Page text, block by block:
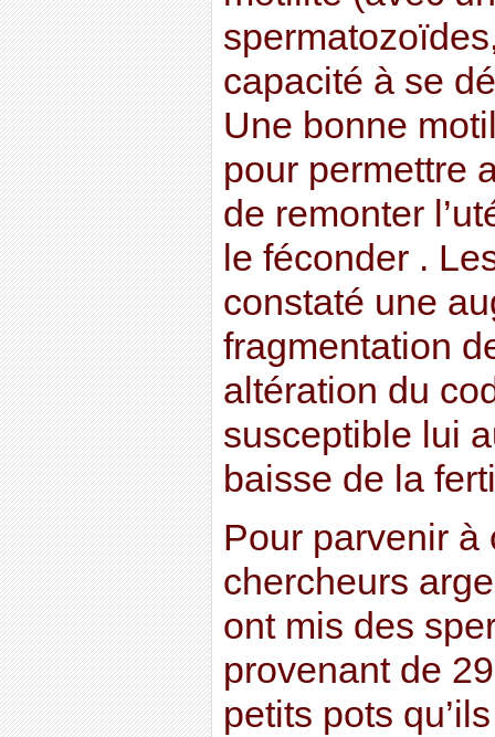
capacité à se
Une bonne
pour permettre
de remonter
le féconder .
constaté une
fragmentation
altération du
susceptible lui
baisse de la
Pour parvenir à
chercheurs
ont mis des
provenant de
petits pots